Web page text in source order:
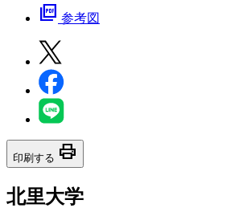
picture_as_pdf 参考図
印刷する print
北里大学